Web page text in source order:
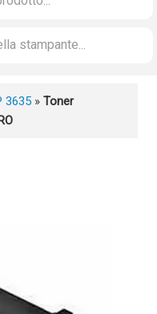
3635 » Toner